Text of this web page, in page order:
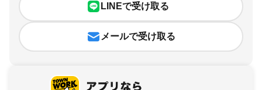
LINEで受け取る
メールで受け取る